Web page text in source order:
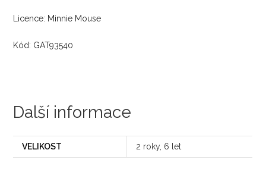
Licence: Minnie Mouse
Kód: GAT93540
Další informace
VELIKOST 2 roky, 6 let